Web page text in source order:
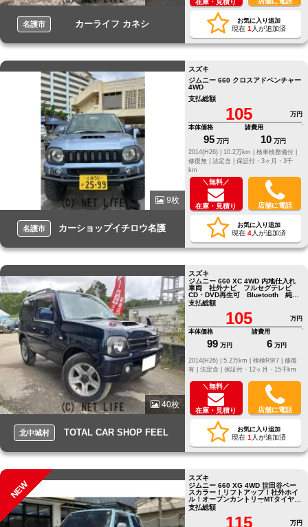
名護市 カーライフ カネシ お気に入り追加
現在 1 人が追加済
9枚
名護市 カーショップイチロウ名護
スズキ
ジムニー 660 クロスアドベンチャー
4WD
支払総額
105
万円
本体価格
95 万円
諸費用
10 万円
2014(H26) |
10.2万km |
検車検整備付 |
修復無 | 法定含 | 保証付・3ヶ月・3千
km
＼無料／
在庫・見積り 店舗に電話
お気に入り追加
現在 4人が追加済
40枚
北中城村 TOTAL CAR SHOP FEEL
スズキ
ジムニー 660 XC 4WD 内地仕入れ
車両 社外ナビ フルセグテレビ
CD・DVD再生可 Bluetooth 純正
16インチ
支払総額
105
万円
本体価格
99 万円
諸費用
6 万円
修復
有 | 法定含 | 保証付・12ヶ月・15千km
＼無料／
在庫・見積り 店舗に電話
お気に入り追加
現在 1 人が追加済
NEW
スズキ
ジムニー 660 XG 4WD 世田谷ベー
スカラー！リフトアップ！社外ホイ
ル！オープンカントリーMTタイヤ！
タービンリビルト交換済！
支払総額
115 万円